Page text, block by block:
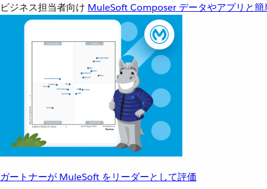
ビジネス担当者向け MuleSoft Composer データやアプリと
ガートナーが MuleSoft をリーダーとして評価